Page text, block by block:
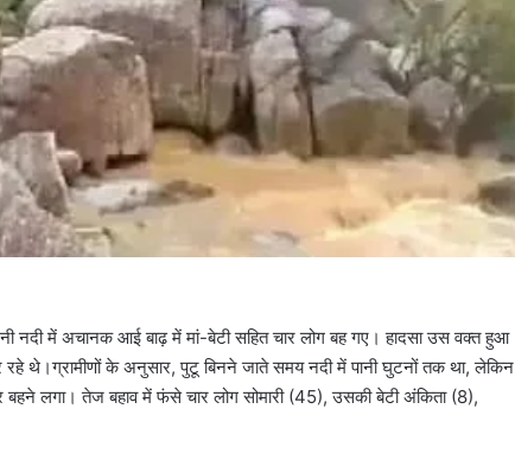
नदी में अचानक आई बाढ़ में मां-बेटी सहित चार लोग बह गए। हादसा उस वक्त हुआ
थे।ग्रामीणों के अनुसार, पुटू बिनने जाते समय नदी में पानी घुटनों तक था, लेकिन
लगा। तेज बहाव में फंसे चार लोग सोमारी (45), उसकी बेटी अंकिता (8),